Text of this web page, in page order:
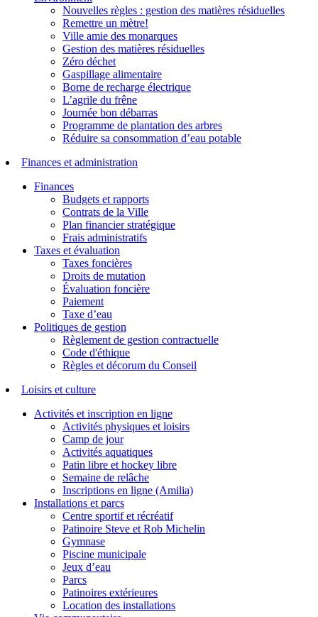
Nouvelles règles : gestion des matières résiduelles
Remettre un mètre!
Ville amie des monarques
Gestion des matières résiduelles
Zéro déchet
Gaspillage alimentaire
Borne de recharge électrique
L’agrile du frêne
Journée bon débarras
Programme de plantation des arbres
Réduire sa consommation d’eau potable
Finances et administration
Finances
Budgets et rapports
Contrats de la Ville
Plan financier stratégique
Frais administratifs
Taxes et évaluation
Taxes foncières
Droits de mutation
Évaluation foncière
Paiement
Taxe d’eau
Politiques de gestion
Règlement de gestion contractuelle
Code d'éthique
Règles et décorum du Conseil
Loisirs et culture
Activités et inscription en ligne
Activités physiques et loisirs
Camp de jour
Activités aquatiques
Patin libre et hockey libre
Semaine de relâche
Inscriptions en ligne (Amilia)
Installations et parcs
Centre sportif et récréatif
Patinoire Steve et Rob Michelin
Gymnase
Piscine municipale
Jeux d’eau
Parcs
Patinoires extérieures
Location des installations